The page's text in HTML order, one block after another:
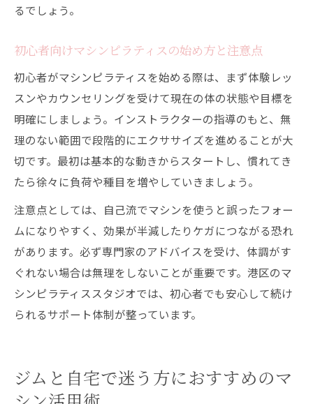
るでしょう。
初心者向けマシンピラティスの始め方と注意点
初心者がマシンピラティスを始める際は、まず体験レッ
スンやカウンセリングを受けて現在の体の状態や目標を
明確にしましょう。インストラクターの指導のもと、無
理のない範囲で段階的にエクササイズを進めることが大
切です。最初は基本的な動きからスタートし、慣れてき
たら徐々に負荷や種目を増やしていきましょう。
注意点としては、自己流でマシンを使うと誤ったフォー
ムになりやすく、効果が半減したりケガにつながる恐れ
があります。必ず専門家のアドバイスを受け、体調がす
ぐれない場合は無理をしないことが重要です。港区のマ
シンピラティススタジオでは、初心者でも安心して続け
られるサポート体制が整っています。
ジムと自宅で迷う方におすすめのマ